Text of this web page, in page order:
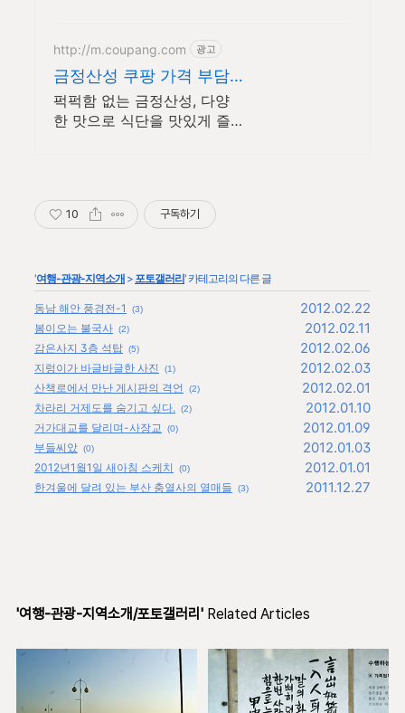
http://m.coupang.com 광고
금정산성 쿠팡 가격 부담
없는 식단 관리
퍽퍽함 없는 금정산성, 다양
한 맛으로 식단을 맛있게 즐
10 구독하기
'여행-관광-지역소개 > 포토갤러리' 카테고리의 다른 글
동남 해안 풍경전-1 (3) 2012.02.22
봄이오는 불국사 (2) 2012.02.11
감은사지 3층 석탑 (5) 2012.02.06
지렁이가 바글바글한 사진 (1) 2012.02.03
산책로에서 만난 게시판의 격언 (2) 2012.02.01
차라리 거제도를 숨기고 싶다. (2) 2012.01.10
거가대교를 달리며-사장교 (0) 2012.01.09
부들씨았 (0) 2012.01.03
2012년1웗1일 새아침 스케치 (0) 2012.01.01
한겨울에 달려 있는 부산 충열사의 열매들 (3) 2011.12.27
'여행-관광-지역소개/포토갤러리' Related Articles